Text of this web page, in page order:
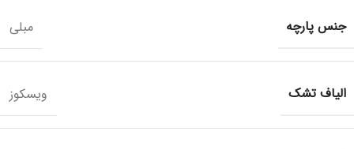
جنس پارچه مبلی
الیاف تشک ویسکوز